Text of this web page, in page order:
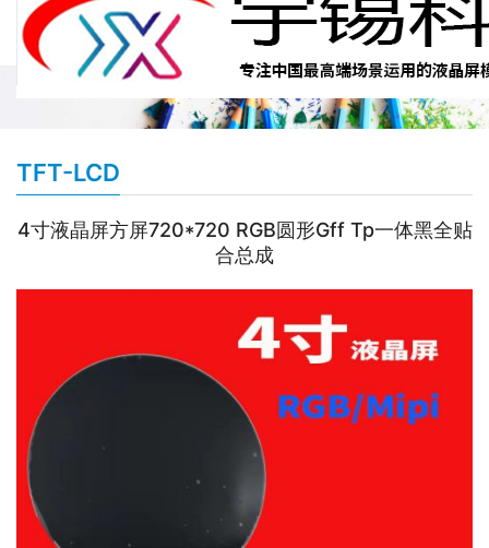
TFT-LCD
4寸液晶屏方屏720*720 RGB圆形Gff Tp一体黑全贴
合总成